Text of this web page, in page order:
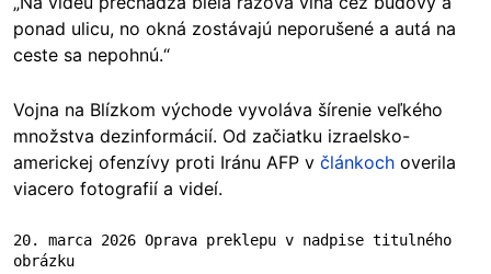
ponad ulicu, no okná zostávajú neporušené a autá na
ceste sa nepohnú.“
Vojna na Blízkom východe vyvoláva šírenie veľkého
množstva dezinformácií. Od začiatku izraelsko-
americkej ofenzívy proti Iránu AFP v článkoch overila
viacero fotografií a videí.
20. marca 2026 Oprava preklepu v nadpise titulného
obrázku